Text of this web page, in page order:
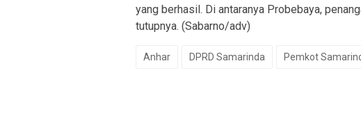
yang berhasil. Di antaranya Probebaya,
tutupnya. (Sabarno/adv)
Anhar DPRD Samarinda Pemkot